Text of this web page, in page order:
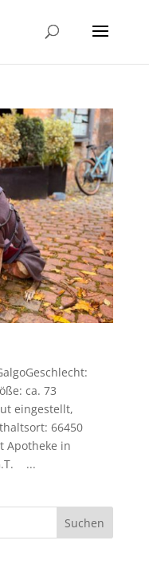
ca. 73
eingestellt,
66450
Apotheke in
...